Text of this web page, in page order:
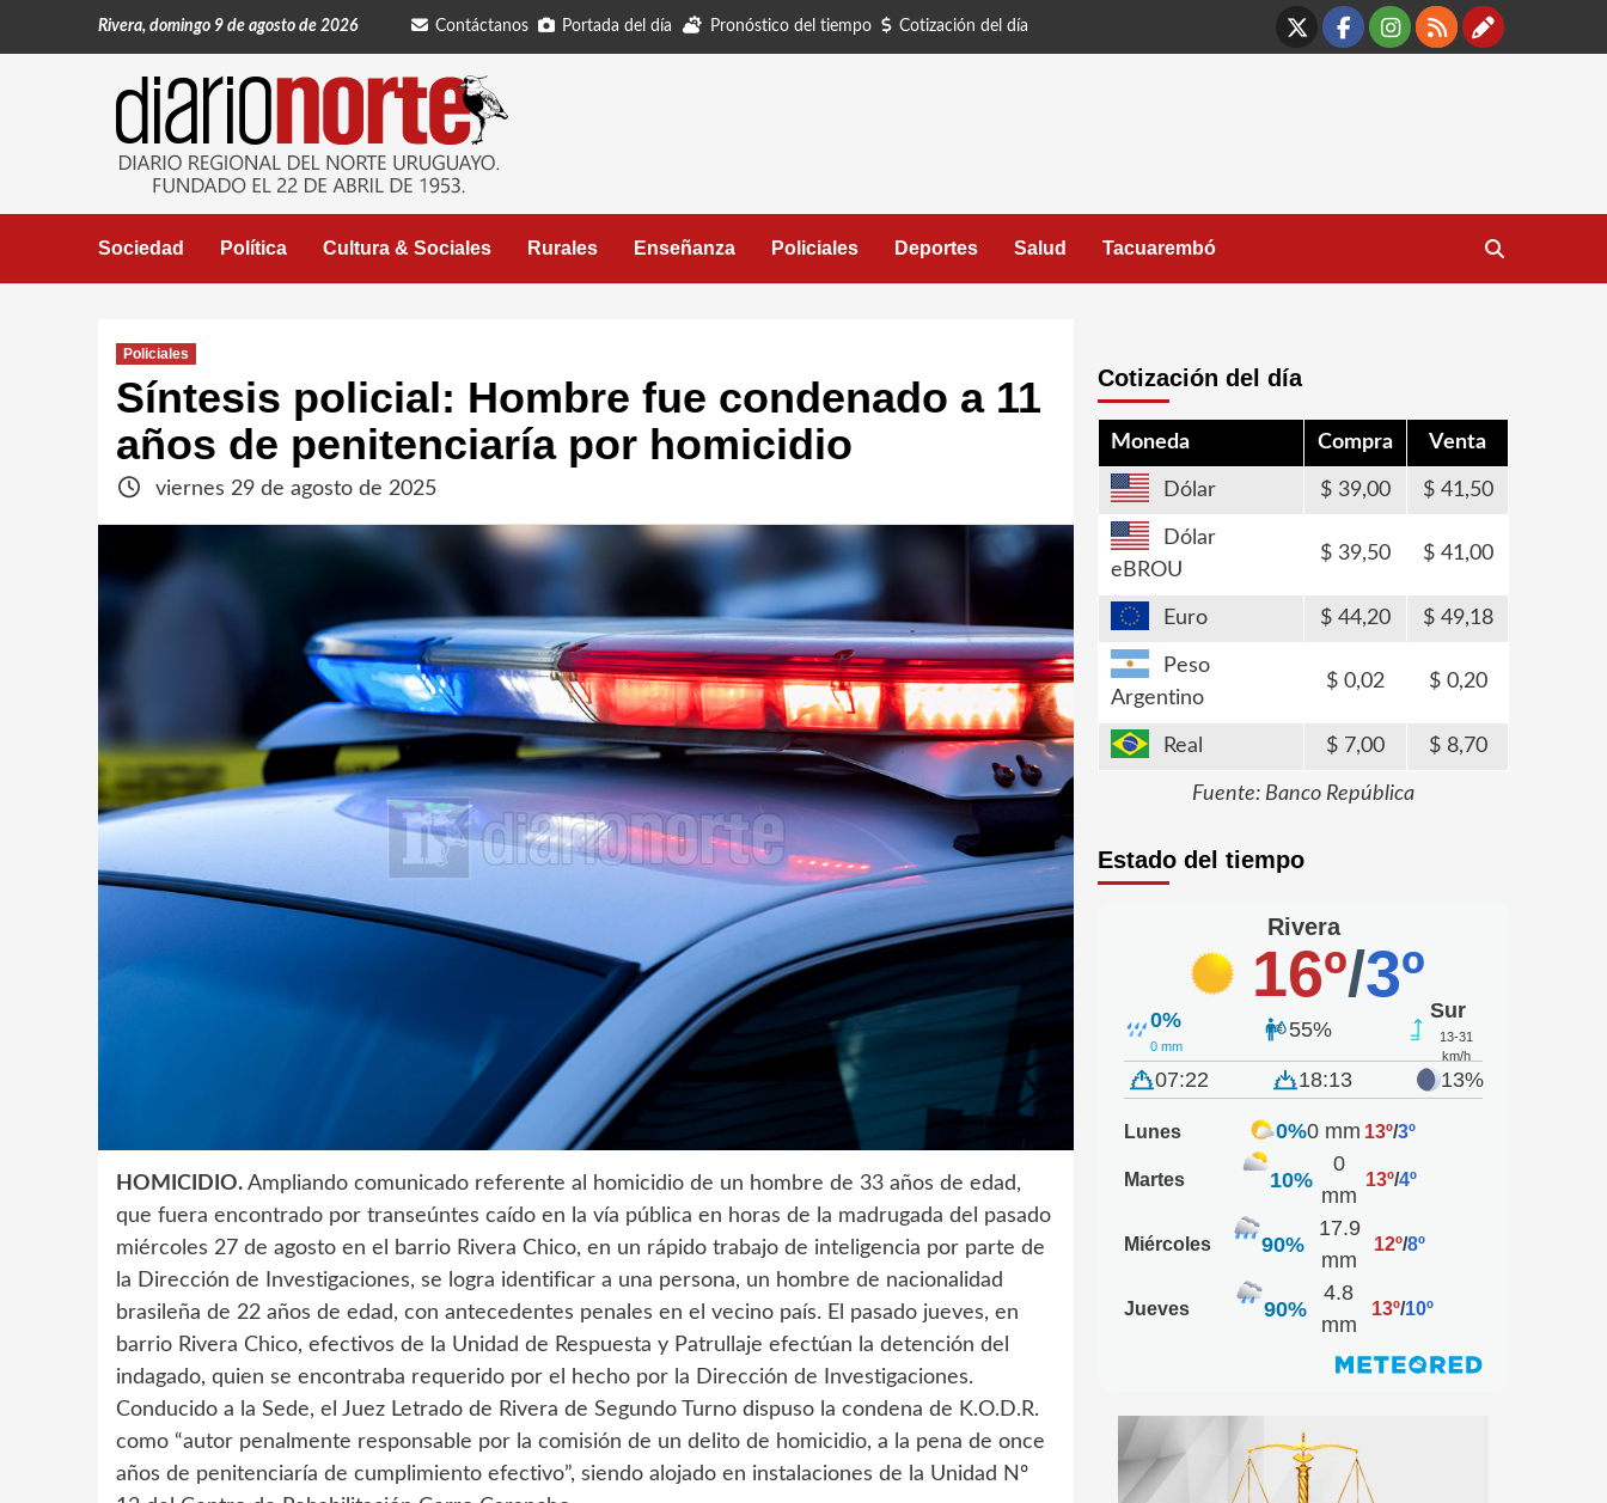
Rivera, domingo 9 de agosto de 2026 Contáctanos Portada del día Pronóstico del tiempo Cotización del día
X Facebook
Instagram
RSS
Sociedad Política Cultura & Sociales Rurales Enseñanza Policiales Deportes Salud Tacuarembó
Policiales
Síntesis policial: Hombre fue condenado a 11
años de penitenciaría por homicidio
viernes 29 de agosto de 2025
HOMICIDIO. Ampliando comunicado referente al homicidio de un hombre de 33 años de edad,
que fuera encontrado por transeúntes caído en la vía pública en horas de la madrugada del pasado
miércoles 27 de agosto en el barrio Rivera Chico, en un rápido trabajo de inteligencia por parte de
la Dirección de Investigaciones, se logra identificar a una persona, un hombre de nacionalidad
brasileña de 22 años de edad, con antecedentes penales en el vecino país. El pasado jueves, en
barrio Rivera Chico, efectivos de la Unidad de Respuesta y Patrullaje efectúan la detención del
indagado, quien se encontraba requerido por el hecho por la Dirección de Investigaciones.
Conducido a la Sede, el Juez Letrado de Rivera de Segundo Turno dispuso la condena de K.O.D.R.
como “autor penalmente responsable por la comisión de un delito de homicidio, a la pena de once
años de penitenciaría de cumplimiento efectivo”, siendo alojado en instalaciones de la Unidad Nº
Cotización del día
Moneda Compra Venta
Dólar 39,00 41,50
Dólar
eBROU
39,50 41,00
Euro 44,20 49,18
Peso
Argentino
0,02 0,20
Real 7,00 8,70
Fuente: Banco República
Estado del tiempo
Rivera
16º/3º
0%
0 mm
55%
Sur
13-31
km/h
07:22 18:13 13%
Lunes 0%0 mm 13º/3º
Martes 10%
0
mm
13º/4º
Miércoles 90%
17.9
mm
12º/8º
Jueves 90%
4.8
mm
13º/10º